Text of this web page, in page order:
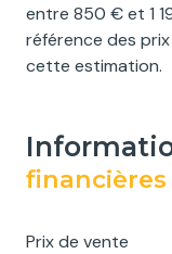
entre 850 € et 1
référence des
cette estimation.
financières
Prix de vente